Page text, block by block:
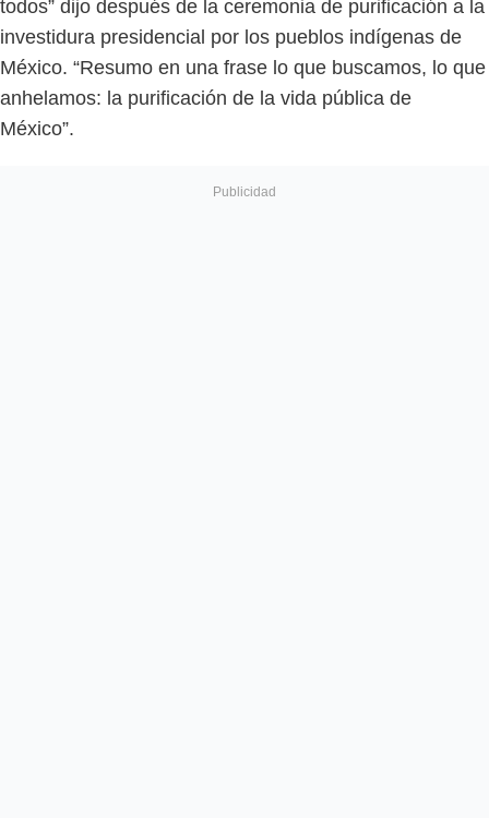
todos” dijo después de la ceremonia de purificación a la
investidura presidencial por los pueblos indígenas de
México. “Resumo en una frase lo que buscamos, lo que
anhelamos: la purificación de la vida pública de
México”.